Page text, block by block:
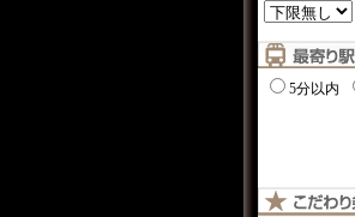
5分以内